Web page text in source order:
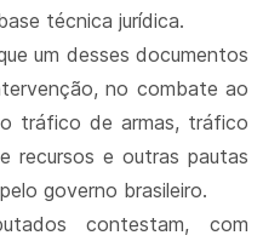
técnica jurídica.
um desses documentos
no combate ao
tráfico de armas, tráfico
recursos e outras pautas
governo brasileiro.
contestam, com